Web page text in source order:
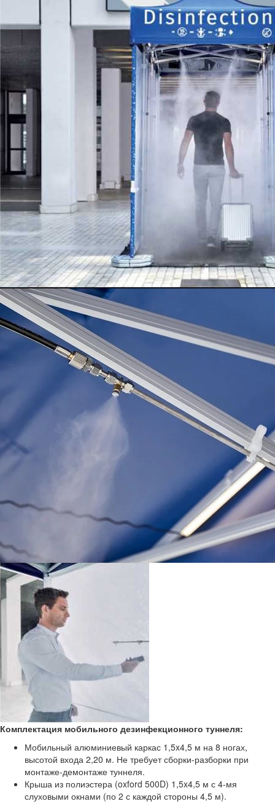
Комплектация мобильного дезинфекционного туннеля:
Мобильный алюминиевый каркас 1,5x4,5 м на 8 ногах,
высотой входа 2,20 м. Не требует сборки-разборки при
монтаже-демонтаже туннеля.
Крыша из полиэстера (oxford 500D) 1,5x4,5 м с 4-мя
слуховыми окнами (по 2 с каждой стороны 4,5 м).